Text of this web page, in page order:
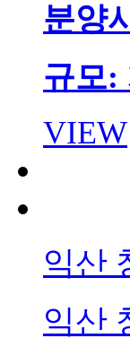
분양
규모:
VIEW
익산
익산